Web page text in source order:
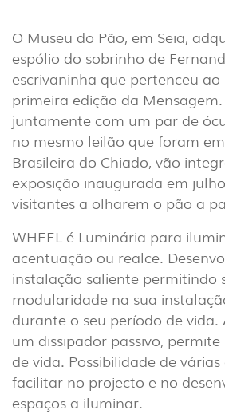
INTERIOR (86)
EXTERIOR (22)
INDUSTRIAL (7)
DOWNLOADS
INFORMAÇÃO LEGAL
A
NOTÍCIAS
DENÚNCIAS
O Museu do Pão, em Seia,
espólio do sobrinho de
escrivaninha que pertenceu
primeira edição da Mensagem.
juntamente com um par de
no mesmo leilão que foram
Brasileira do Chiado, vão
exposição inaugurada em
visitantes a olharem o pão a
WHEEL é Luminária para
acentuação ou realce.
instalação saliente permitindo
modularidade na sua
durante o seu período de vida.
um dissipador passivo,
de vida. Possibilidade de
facilitar no projecto e no
espaços a iluminar.